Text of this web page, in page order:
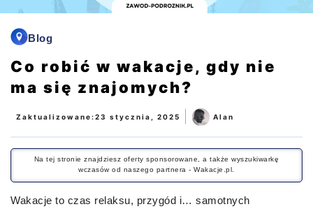
Blog
Co robić w wakacje, gdy nie
ma się znajomych?
Zaktualizowane:23 stycznia, 2025 Alan
Na tej stronie znajdziesz oferty sponsorowane, a także wyszukiwarkę
wczasów od naszego partnera - Wakacje.pl.
Wakacje to czas relaksu, przygód i… samotnych